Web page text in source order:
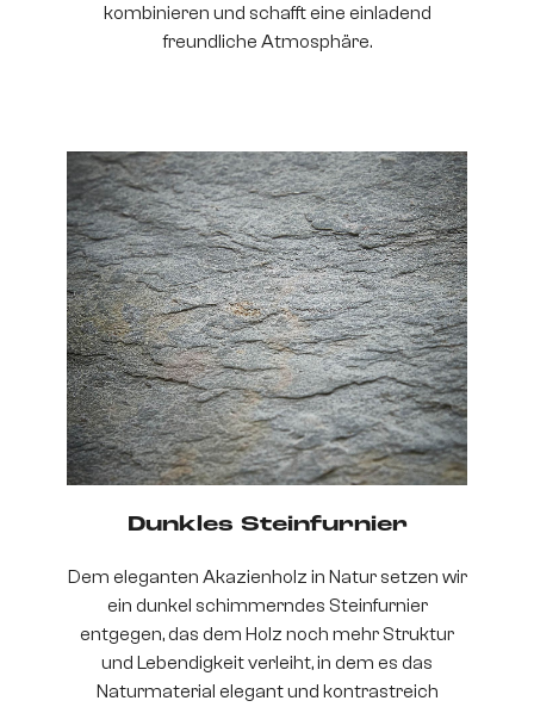
kombinieren und schafft eine einladend
freundliche Atmosphäre.
Dunkles Steinfurnier
Dem eleganten Akazienholz in Natur setzen wir
ein dunkel schimmerndes Steinfurnier
entgegen, das dem Holz noch mehr Struktur
und Lebendigkeit verleiht, in dem es das
Naturmaterial elegant und kontrastreich